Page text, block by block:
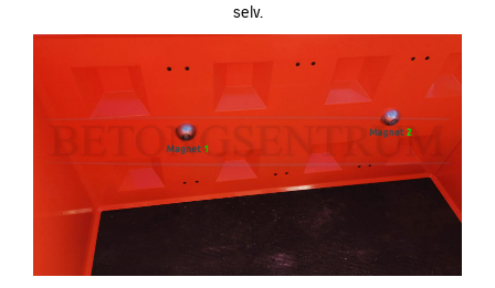
selv.